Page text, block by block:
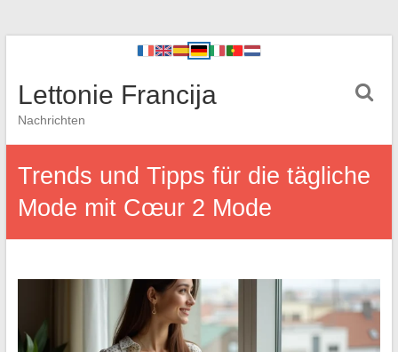
Lettonie Francija
Nachrichten
Trends und Tipps für die tägliche
Mode mit Cœur 2 Mode